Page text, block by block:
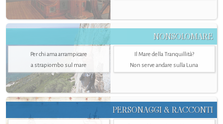
NONSOLOMARE
Per chi ama arrampicare
a strapiombo sul mare
Il Mare della Tranquillità?
Non serve andare sulla Luna
PERSONAGGI & RACCONTI